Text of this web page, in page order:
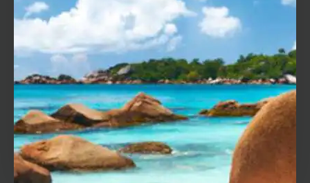
Stadio Phono Trichord Dino Mk3/G2NC Dino+
1,381.50€
1,535.00€